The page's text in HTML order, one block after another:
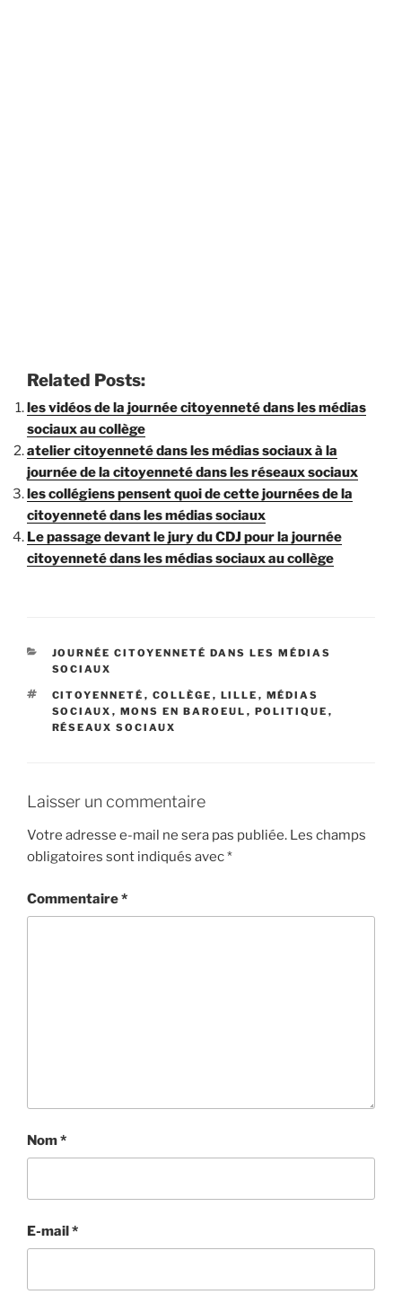
Related Posts:
les vidéos de la journée citoyenneté dans les médias
sociaux au collège
atelier citoyenneté dans les médias sociaux à la
journée de la citoyenneté dans les réseaux sociaux
les collégiens pensent quoi de cette journées de la
citoyenneté dans les médias sociaux
Le passage devant le jury du CDJ pour la journée
citoyenneté dans les médias sociaux au collège
C
A
É
G
O
S
JOURNÉE CITOYENNETÉ DANS LES MÉDIAS
SOCIAUX
É
T
I
T
S
CITOYENNETÉ , COLLÈGE , LILLE , MÉDIAS
SOCIAUX , MONS EN BAROEUL , POLITIQUE ,
RÉSEAUX SOCIAUX
Laisser un commentaire
Votre adresse e-mail ne sera pas publiée. Les champs
obligatoires sont indiqués avec*
Commentaire*
Nom*
E-mail*